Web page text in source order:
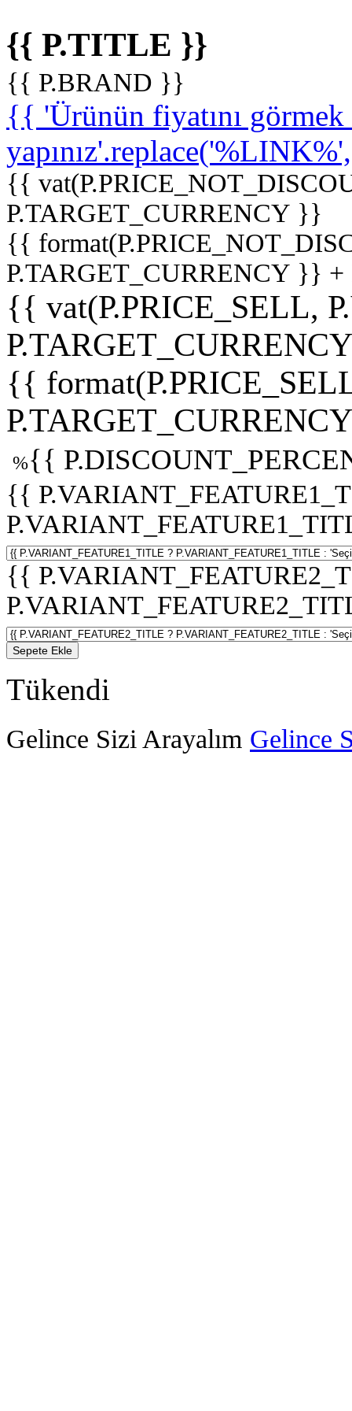
{{ P.TITLE }}
{{ P.BRAND }}
{{ 'Ürünün fiyatını
{{
P.TARGET_CURRENCY }}
{{
P.TARGET_CURRENCY }}
{{ vat(P.PRICE_SELL,
{{
%{{
{{
{{
Sepete Ekle
Tükendi
Gelince Sizi Arayalım Gelince